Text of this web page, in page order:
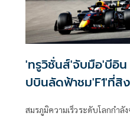
'ทรูวิชั่นส์'จับมือ'บีอิ
ปบินลัดฟ้าชม'F1'ที่สิ
สมรภูมิความเร็วระดับโลกกำ